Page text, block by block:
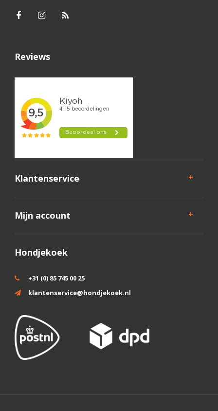
Reviews
Klantenservice
Mijn account
Hondjekoek
+31 (0) 85 745 00 25
klantenservice@hondjekoek.nl